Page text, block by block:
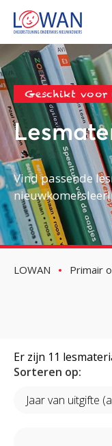
Geschikt voor
Vind passende
LOWAN Primair
Er zijn 11
Sorteren op:
Jaar van uitgifte